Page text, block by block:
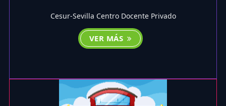
Cesur-Sevilla Centro Docente Privado
VER MÁS